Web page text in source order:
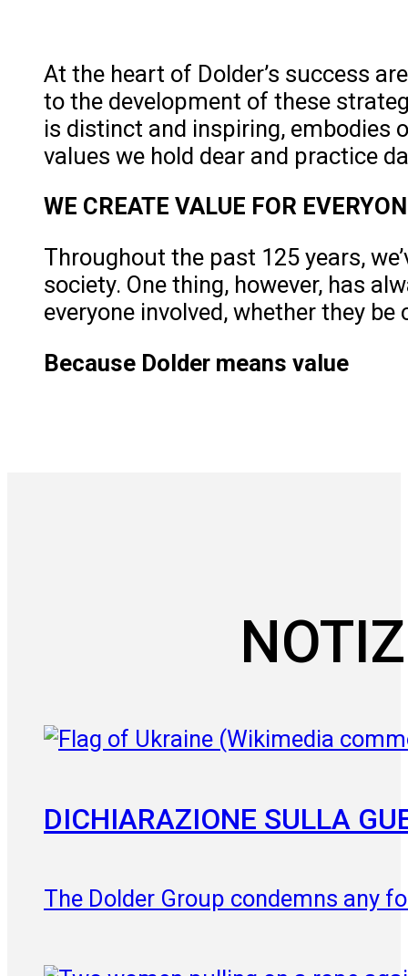
At the heart of Dolder’s success
to the development of these
is distinct and inspiring, embodies
values we hold dear and practice
WE CREATE VALUE FOR
Throughout the past 125 years,
society. One thing, however, has
everyone involved, whether they
Because Dolder means value
DICHIARAZIONE SULLA
The Dolder Group condemns any